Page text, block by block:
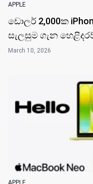
APPLE
ඩොලර් 2,000ක
සැලසුම ගැන
March 10, 2026
APPLE